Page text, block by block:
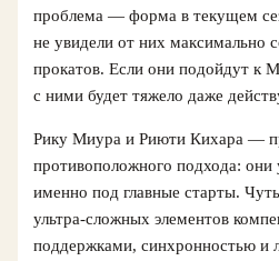
проблема — форма в текущем
не увидели от них максимально
прокатов. Если они подойдут к
с ними будет тяжело даже
Рику Миура и Риюти Кихара —
противоположного подхода:
именно под главные старты.
ультра-сложных элементов
поддержками, синхронностью и